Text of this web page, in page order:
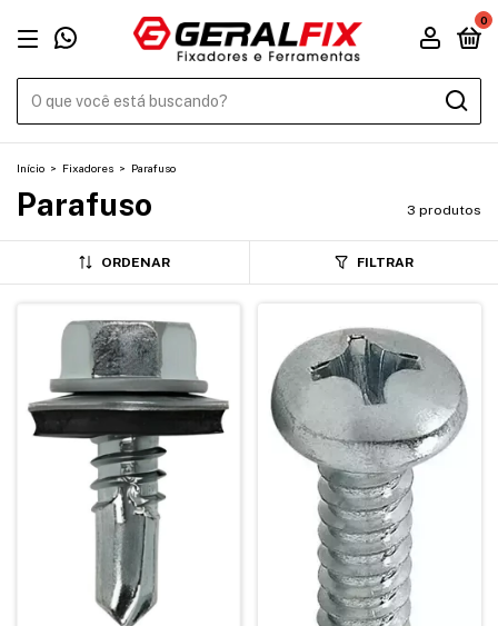
0
Início > Fixadores > Parafuso
Parafuso 3 produtos
ORDENAR FILTRAR